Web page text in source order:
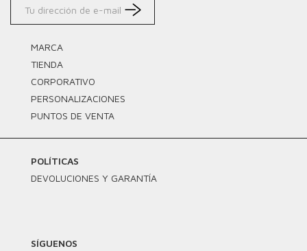
MARCA
TIENDA
CORPORATIVO
PERSONALIZACIONES
PUNTOS DE VENTA
POLÍTICAS
DEVOLUCIONES Y GARANTÍA
SÍGUENOS